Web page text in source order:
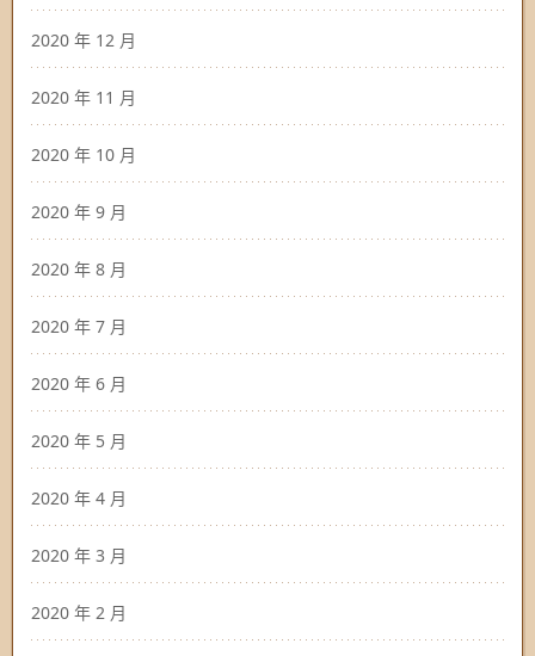
2020 年 12 月
2020 年 11 月
2020 年 10 月
2020 年 9 月
2020 年 8 月
2020 年 7 月
2020 年 6 月
2020 年 5 月
2020 年 4 月
2020 年 3 月
2020 年 2 月